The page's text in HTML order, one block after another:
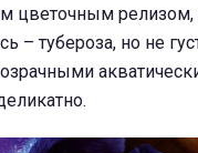
цветочным
– тубероза, но не